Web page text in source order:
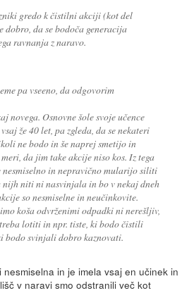
gredo k čistilni akciji (kot del
dobro, da se bodoča generacija
ravnanja z naravo.
pa vseeno, da odgovorim
novega. Osnovne šole svoje učence
že 40 let, pa zgleda, da se nekateri
ne bodo in še naprej smetijo in
da jim take akcije niso kos. Iz tega
in nepravično mularijo siliti
niti ni nasvinjala in bo v nekaj dneh
so nesmiselne in neučinkovite.
koša odvrženimi odpadki ni nerešljiv,
lotiti in npr. tiste, ki bodo čistili
bodo svinjali dobro kaznovati.
in je imela vsaj en učinek in
v naravi smo odstranili več kot